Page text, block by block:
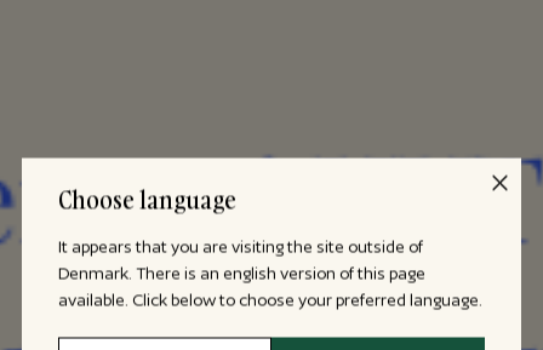
Choose language
It appears that you are visiting the site outside of
Denmark. There is an english version of this page
available. Click below to choose your preferred language.